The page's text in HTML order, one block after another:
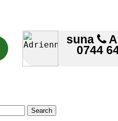
suna
0744